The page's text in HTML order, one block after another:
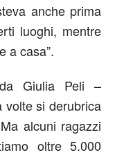
anche prima
luoghi, mentre
a casa”.
da Giulia Peli –
volte si derubrica
alcuni ragazzi
oltre 5.000